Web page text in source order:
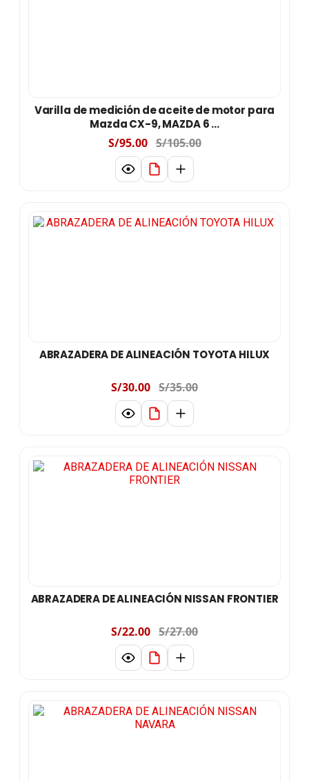
Varilla de medición de aceite de motor para
Mazda CX-9, MAZDA 6 ...
S/95.00 S/105.00
ABRAZADERA DE ALINEACIÓN TOYOTA HILUX
S/30.00 S/35.00
ABRAZADERA DE ALINEACIÓN NISSAN FRONTIER
S/22.00 S/27.00